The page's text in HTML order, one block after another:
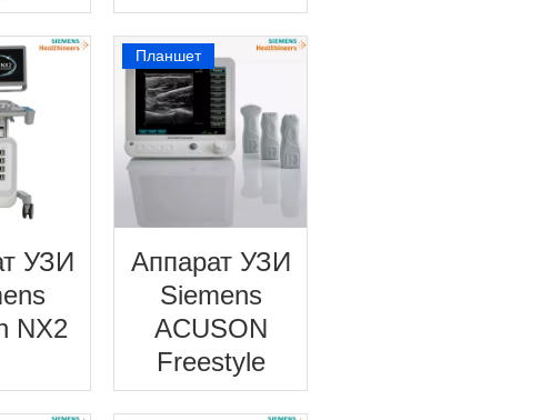
УЗИ
NX2
Планшет
Аппарат УЗИ
Siemens
ACUSON
Freestyle